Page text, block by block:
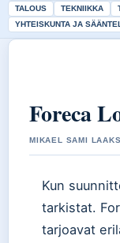
TALOUS
TEKNIIKKA
YHTEISKUNTA JA
Foreca
MIKAEL SAMI
Kun
tarkistat.
tarjoavat